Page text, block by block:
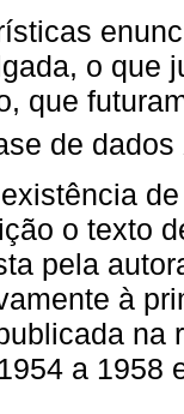
o que
que
de dados
o texto
pela
à
na
a 1958